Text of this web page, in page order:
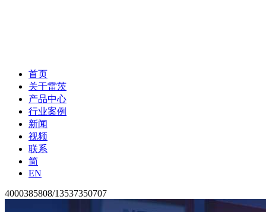
首页
关于雷茨
产品中心
行业案例
新闻
视频
联系
简
EN
4000385808/13537350707